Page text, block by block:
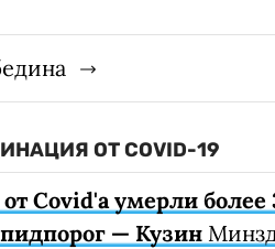
ОТ COVID-19
Covid'а умерли
— Кузин